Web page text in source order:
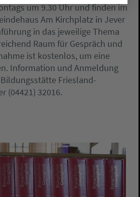
um 9.30 Uhr und finden im
Am Kirchplatz in Jever
in das jeweilige Thema
Raum für Gespräch und
ist kostenlos, um eine
Information und Anmeldung
Friesland-
(04421) 32016.